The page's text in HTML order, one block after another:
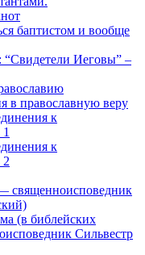
баптистом и вообще
Иеговы” –
в православную веру
к
1
к
2
священноисповедник
(в библейских
Сильвестр